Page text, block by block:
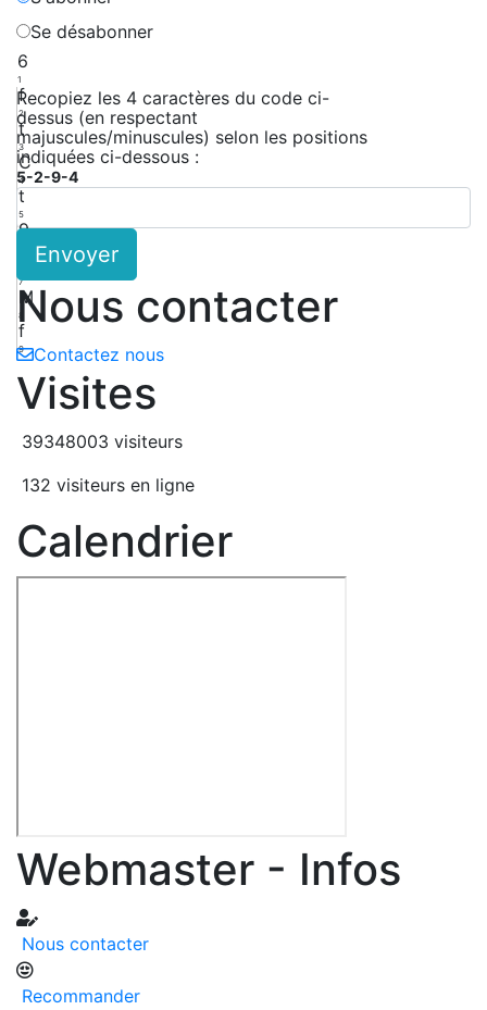
Se désabonner
6
1
f
2
t
3
C
4
t
5
9
7
M
8
f
9
Recopiez les 4 caractères du code ci-
dessus (en respectant
majuscules/minuscules) selon les positions
indiquées ci-dessous :
5-2-9-4
Envoyer
Nous contacter
Contactez nous
Visites
39348003 visiteurs
132 visiteurs en ligne
Calendrier
Webmaster - Infos
Nous contacter
Recommander